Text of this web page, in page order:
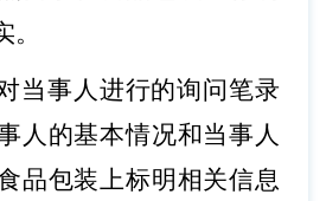
当事人进行的询问笔录
人的基本情况和当事人
品包装上标明相关信息